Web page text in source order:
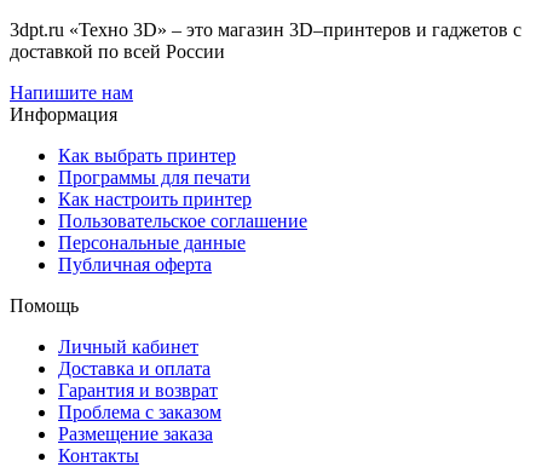
3dpt.ru «Техно 3D» – это магазин 3D–принтеров и гаджетов с
доставкой по всей России
Напишите нам
Информация
Как выбрать принтер
Программы для печати
Как настроить принтер
Пользовательское соглашение
Персональные данные
Публичная оферта
Помощь
Личный кабинет
Доставка и оплата
Гарантия и возврат
Проблема с заказом
Размещение заказа
Контакты